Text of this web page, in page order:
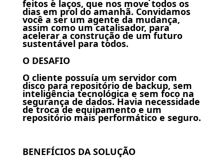
feitos e laços, que nos move todos os
dias em prol do amanhã. Convidamos
você a ser um agente da mudança,
assim como um catalisador, para
acelerar a construção de um futuro
sustentável para todos.
O DESAFIO
O cliente possuía um servidor com
disco para repositório de backup, sem
inteligência tecnológica e sem foco na
segurança de dados. Havia necessidade
de troca de equipamento e um
repositório mais performático e seguro.
BENEFÍCIOS DA SOLUÇÃO